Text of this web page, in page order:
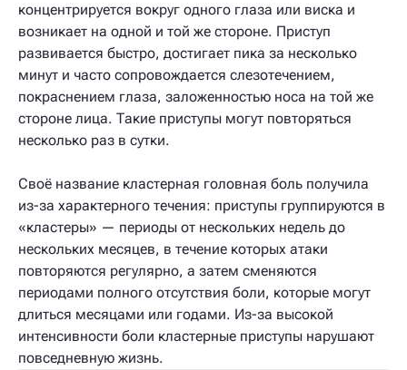
концентрируется вокруг одного глаза или виска и
возникает на одной и той же стороне. Приступ
развивается быстро, достигает пика за несколько
минут и часто сопровождается слезотечением,
покраснением глаза, заложенностью носа на той же
стороне лица. Такие приступы могут повторяться
несколько раз в сутки.
Своё название кластерная головная боль получила
из-за характерного течения: приступы группируются в
«кластеры» — периоды от нескольких недель до
нескольких месяцев, в течение которых атаки
повторяются регулярно, а затем сменяются
периодами полного отсутствия боли, которые могут
длиться месяцами или годами. Из-за высокой
интенсивности боли кластерные приступы нарушают
повседневную жизнь.